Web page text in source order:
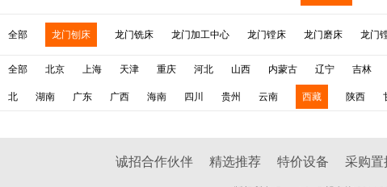
全部 龙门刨床 龙门铣床 龙门加工中心 龙门镗床 龙门磨床 龙门
全部 北京 上海 天津 重庆 河北 山西 内蒙古 辽宁 吉林
北 湖南 广东 广西 海南 四川 贵州 云南 西藏 陕西
诚招合作伙伴 精选推荐 特价设备 采购置